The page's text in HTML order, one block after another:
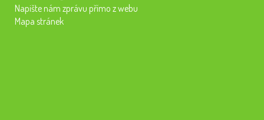
Napište nám zprávu přímo z webu
Mapa stránek